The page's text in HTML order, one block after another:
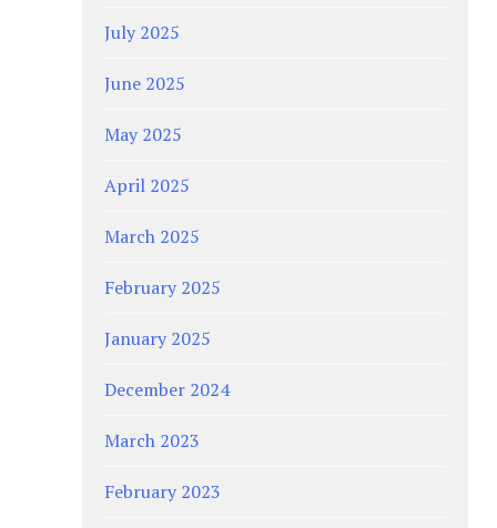
July 2025
June 2025
May 2025
April 2025
March 2025
February 2025
January 2025
December 2024
March 2023
February 2023